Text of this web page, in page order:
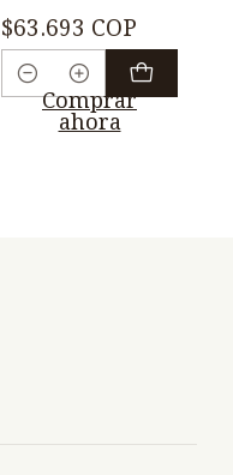
$63.693 COP
Cantidad
Comprar
ahora